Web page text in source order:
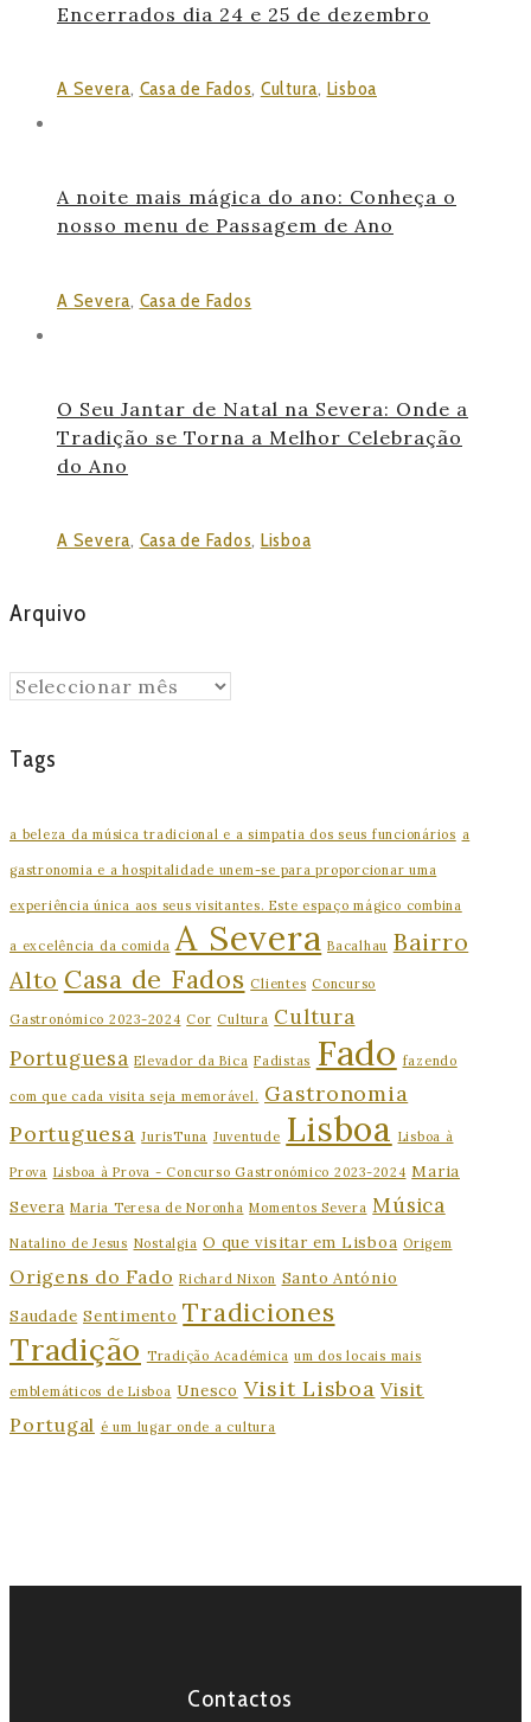
Encerrados dia 24 e 25 de dezembro
A Severa, Casa de Fados, Cultura, Lisboa
A noite mais mágica do ano: Conheça o
nosso menu de Passagem de Ano
A Severa, Casa de Fados
O Seu Jantar de Natal na Severa: Onde a
Tradição se Torna a Melhor Celebração
do Ano
A Severa, Casa de Fados, Lisboa
Arquivo
Arquivo
Tags
a beleza da música tradicional e a simpatia dos seus funcionários a
gastronomia e a hospitalidade unem-se para proporcionar uma
experiência única aos seus visitantes. Este espaço mágico combina
a excelência da comida A Severa Bacalhau Bairro
Alto Casa de Fados Clientes Concurso
Gastronómico 2023-2024 Cor Cultura Cultura
Portuguesa Elevador da Bica Fadistas Fado fazendo
com que cada visita seja memorável. Gastronomia
Portuguesa JurisTuna Juventude Lisboa Lisboa à
Prova Lisboa à Prova - Concurso Gastronómico 2023-2024 Maria
Severa Maria Teresa de Noronha Momentos Severa Música
Natalino de Jesus Nostalgia O que visitar em Lisboa Origem
Origens do Fado Richard Nixon Santo António
Saudade Sentimento Tradiciones
Tradição Tradição Académica um dos locais mais
emblemáticos de Lisboa Unesco Visit Lisboa Visit
Portugal é um lugar onde a cultura
Contactos